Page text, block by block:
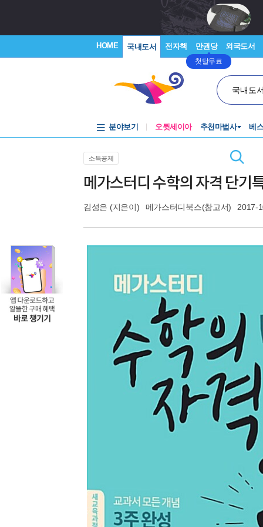
HOME 국내도서 전자책 만권당
첫달무료
외국도서
국내도
분야보기 오뒷세이아 추천마법사 베
소득공제
메가스터디 수학의 자격 단기
김성은 (지은이) 메가스터디북스(참고서) 2017-